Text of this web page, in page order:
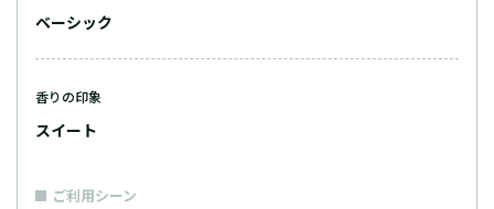
ベーシック
香りの印象
スイート
ご利用シーン